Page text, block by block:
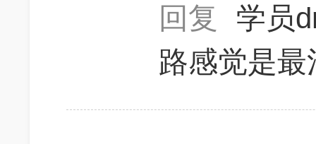
回复
学员
路感觉是